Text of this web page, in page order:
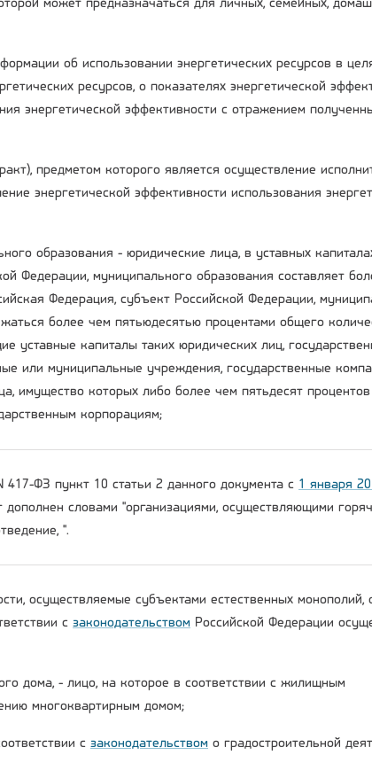
может предназначаться для личных, семейных,
об использовании энергетических ресурсов в
ресурсов, о показателях энергетической
энергетической эффективности с отражением
предметом которого является осуществление
энергетической эффективности использования
образования - юридические лица, в уставных
Федерации, муниципального образования составляет
Федерация, субъект Российской Федерации,
более чем пятьюдесятью процентами общего
уставные капиталы таких юридических лиц,
или муниципальные учреждения, государственные
имущество которых либо более чем пятьдесят
корпорациям;
417-ФЗ пункт 10 статьи 2 данного документа с 1 января
словами "организациями, осуществляющими
".
осуществляемые субъектами естественных монополий,
с законодательством Российской Федерации
дома, - лицо, на которое в соответствии с жилищным
многоквартирным домом;
с законодательством о градостроительной